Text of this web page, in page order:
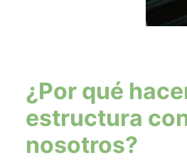
¿Por qué
estructura
nosotros?